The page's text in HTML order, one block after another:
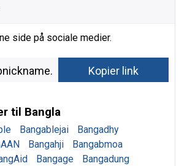
side på sociale medier.
til Bangla
Bangablejai
Bangadhy
Bangahji
Bangabmoa
Bangage
Bangadung